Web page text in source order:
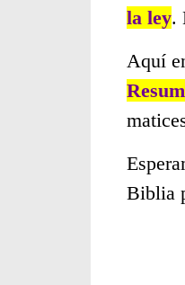
la ley.
Aquí
Biblia